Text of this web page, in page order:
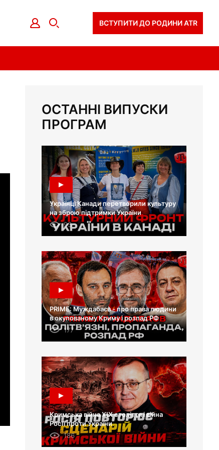
ВСТУПИТИ ДО РОДИНИ ATR
ОСТАННІ ВИПУСКИ
ПРОГРАМ
Українці Канади перетворили культуру
на зброю підтримки України
93
PRIME: Муждабаєв - про права людини
в окупованому Криму і розпад РФ
177
Кримська війна XIX століття і війна
Росії проти України
186